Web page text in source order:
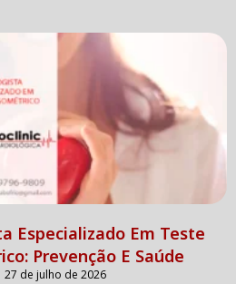
Especializado Em Teste
Prevenção E Saúde
27 de julho de 2026